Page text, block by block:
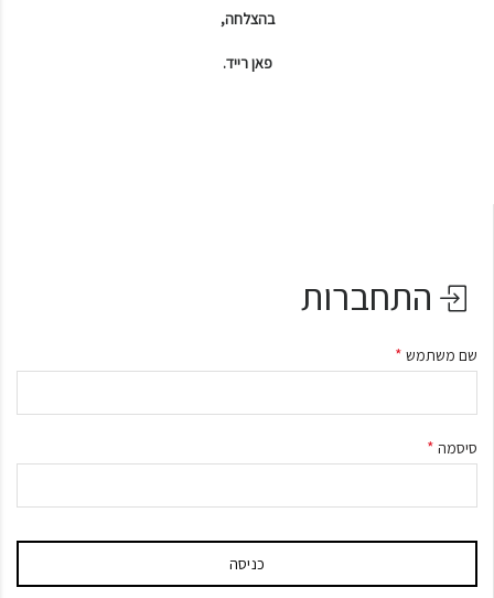
בהצלחה,
פאן רייד.
התחברות
שם משתמש *
סיסמה *
כניסה